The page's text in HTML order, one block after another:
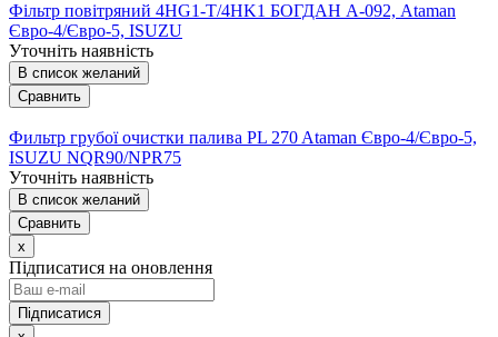
Фільтр повітряний 4HG1-T/4HK1 БОГДАН А-092, Ataman
Євро-4/Євро-5, ISUZU
Уточніть наявність
В список желаний
Сравнить
Фильтр грубої очистки палива PL 270 Ataman Євро-4/Євро-5,
ISUZU NQR90/NPR75
Уточніть наявність
В список желаний
Сравнить
x
Підписатися на оновлення